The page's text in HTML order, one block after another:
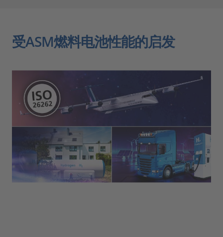
受ASM燃料电池性能的启发